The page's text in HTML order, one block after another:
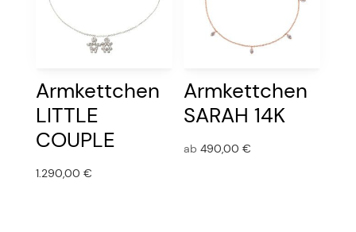
Armkettchen
LITTLE
COUPLE
1.290,00 €
Armkettchen
SARAH 14K
ab490,00€